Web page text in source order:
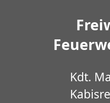
Kdt.